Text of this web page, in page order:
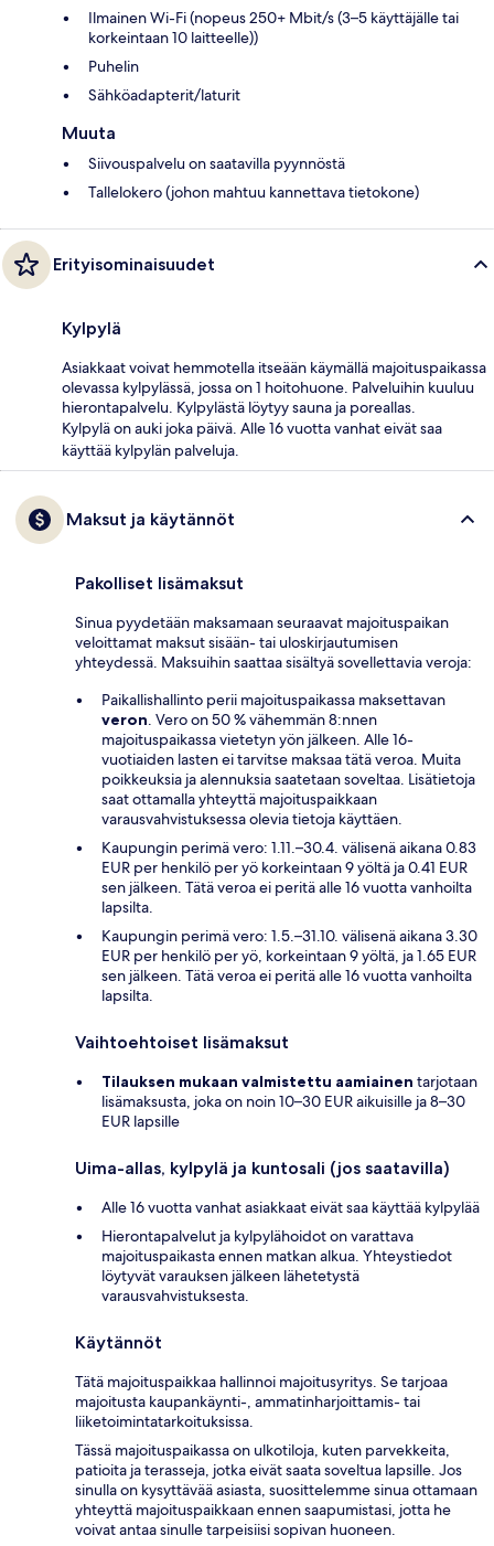
Ilmainen Wi-Fi (nopeus 250+ Mbit/s (3–5 käyttäjälle tai
korkeintaan 10 laitteelle))
Puhelin
Sähköadapterit/laturit
Muuta
Siivouspalvelu on saatavilla pyynnöstä
Tallelokero (johon mahtuu kannettava tietokone)
Erityisominaisuudet
Kylpylä
Asiakkaat voivat hemmotella itseään käymällä majoituspaikassa
olevassa kylpylässä, jossa on 1 hoitohuone. Palveluihin kuuluu
hierontapalvelu. Kylpylästä löytyy sauna ja poreallas.
Kylpylä on auki joka päivä. Alle 16 vuotta vanhat eivät saa
käyttää kylpylän palveluja.
Maksut ja käytännöt
Pakolliset lisämaksut
Sinua pyydetään maksamaan seuraavat majoituspaikan
veloittamat maksut sisään- tai uloskirjautumisen
yhteydessä. Maksuihin saattaa sisältyä sovellettavia veroja:
Paikallishallinto perii majoituspaikassa maksettavan
veron. Vero on 50 % vähemmän 8:nnen
majoituspaikassa vietetyn yön jälkeen. Alle 16-
vuotiaiden lasten ei tarvitse maksaa tätä veroa. Muita
poikkeuksia ja alennuksia saatetaan soveltaa. Lisätietoja
saat ottamalla yhteyttä majoituspaikkaan
varausvahvistuksessa olevia tietoja käyttäen.
Kaupungin perimä vero: 1.11.–30.4. välisenä aikana 0.83
EUR per henkilö per yö korkeintaan 9 yöltä ja 0.41 EUR
sen jälkeen. Tätä veroa ei peritä alle 16 vuotta vanhoilta
lapsilta.
Kaupungin perimä vero: 1.5.–31.10. välisenä aikana 3.30
EUR per henkilö per yö, korkeintaan 9 yöltä, ja 1.65 EUR
sen jälkeen. Tätä veroa ei peritä alle 16 vuotta vanhoilta
lapsilta.
Vaihtoehtoiset lisämaksut
Tilauksen mukaan valmistettu aamiainen tarjotaan
lisämaksusta, joka on noin 10–30 EUR aikuisille ja 8–30
EUR lapsille
Uima-allas, kylpylä ja kuntosali (jos saatavilla)
Alle 16 vuotta vanhat asiakkaat eivät saa käyttää kylpylää
Hierontapalvelut ja kylpylähoidot on varattava
majoituspaikasta ennen matkan alkua. Yhteystiedot
löytyvät varauksen jälkeen lähetetystä
varausvahvistuksesta.
Käytännöt
Tätä majoituspaikkaa hallinnoi majoitusyritys. Se tarjoaa
majoitusta kaupankäynti-, ammatinharjoittamis- tai
liiketoimintatarkoituksissa.
Tässä majoituspaikassa on ulkotiloja, kuten parvekkeita,
patioita ja terasseja, jotka eivät saata soveltua lapsille. Jos
sinulla on kysyttävää asiasta, suosittelemme sinua ottamaan
yhteyttä majoituspaikkaan ennen saapumistasi, jotta he
voivat antaa sinulle tarpeisiisi sopivan huoneen.